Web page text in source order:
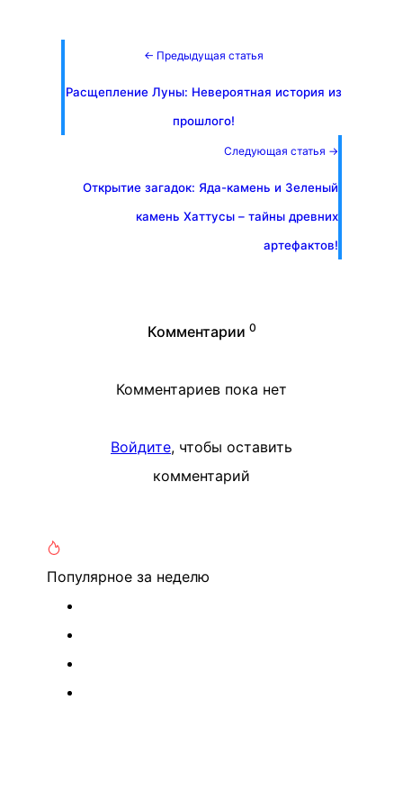
← Предыдущая статья
Расщепление Луны: Невероятная история из
прошлого!
Следующая статья →
Открытие загадок: Яда-камень и Зеленый
камень Хаттусы – тайны древних
артефактов!
Комментарии 0
Комментариев пока нет
Войдите, чтобы оставить
комментарий
Популярное за неделю